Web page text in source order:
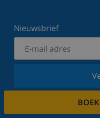
Nieuwsbrief
Schrijf u in voor onze